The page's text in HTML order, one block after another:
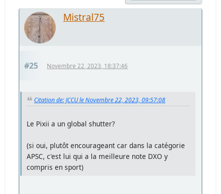
Mistral75
#25 Novembre 22, 2023, 18:37:46
Citation de: JCCU le Novembre 22, 2023, 09:57:08
Le Pixii a un global shutter?
(si oui, plutôt encourageant car dans la catégorie
APSC, c'est lui qui a la meilleure note DXO y
compris en sport)